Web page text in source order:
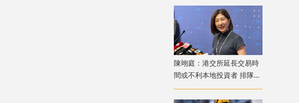
陳翊庭：港交所延長交易時
間或不利本地投資者 排隊上
市公司數量創新高